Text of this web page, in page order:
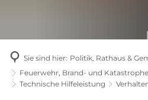
Sie sind hier: Politik, Rathaus &
Feuerwehr, Brand- und
Technische Hilfeleistung